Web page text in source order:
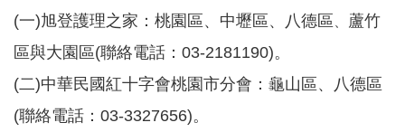
政
策
(一)旭登護理之家：桃園區、中壢區、八德區
蘆竹
區與大園區(聯絡電話：03-2181190)。
(二)中華民國紅十字會桃園市分會：龜山區、八德區
(聯絡電話：03-3327656)。